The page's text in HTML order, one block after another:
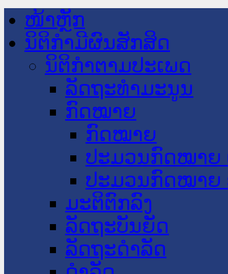
ໜ້າຫຼັກ
ນິຕິກໍາມີຜົນສັກສິດ
ນິຕິກໍາຕາມປະເພດ
ລັດຖະທໍາມະນູນ
ກົດໝາຍ
ກົດໝາຍ
ປະມວນກົດໝາຍ
ປະມວນກົດໝາຍ
ມະຕິຕົກລົງ
ລັດຖະບັນຍັດ
ລັດຖະດໍາລັດ